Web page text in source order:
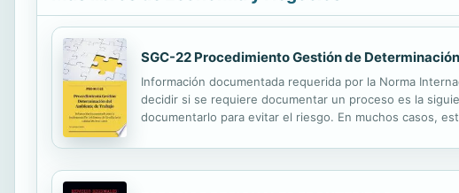
SGC-22 Procedimiento Gestión de
Información documentada requerida por la Norma
decidir si se requiere documentar un proceso es la
documentarlo para evitar el riesgo. En muchos casos,